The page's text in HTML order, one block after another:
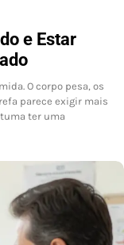
e Estar
O corpo pesa, os
parece exigir mais
ter uma